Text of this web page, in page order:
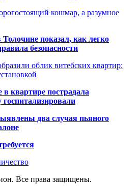
кошмар, а разумное
показал, как легко
безопасности
облик витебских квартир:
квартире пострадала
два случая пьяного
Все права защищены.